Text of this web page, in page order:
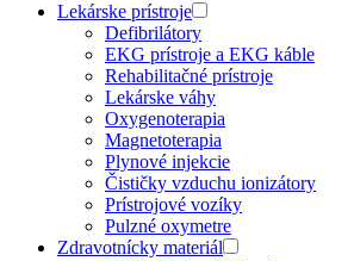
Lekárske prístroje
Defibrilátory
EKG prístroje a EKG káble
Rehabilitačné prístroje
Lekárske váhy
Oxygenoterapia
Magnetoterapia
Plynové injekcie
Čističky vzduchu ionizátory
Prístrojové vozíky
Pulzné oxymetre
Zdravotnícky materiál